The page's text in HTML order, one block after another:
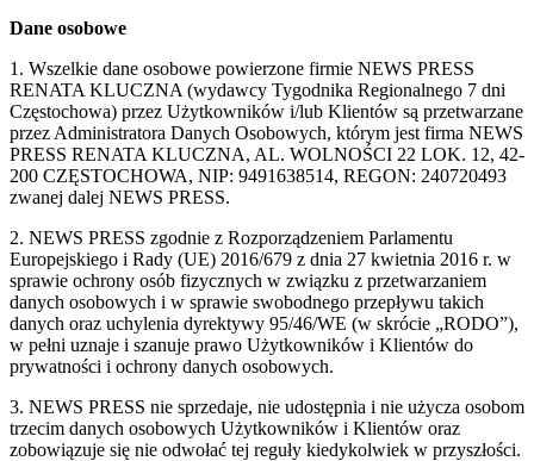
Dane osobowe
1. Wszelkie dane osobowe powierzone firmie NEWS PRESS
RENATA KLUCZNA (wydawcy Tygodnika Regionalnego 7 dni
Częstochowa) przez Użytkowników i/lub Klientów są przetwarzane
przez Administratora Danych Osobowych, którym jest firma NEWS
PRESS RENATA KLUCZNA, AL. WOLNOŚCI 22 LOK. 12, 42-
200 CZĘSTOCHOWA, NIP: 9491638514, REGON: 240720493
zwanej dalej NEWS PRESS.
2. NEWS PRESS zgodnie z Rozporządzeniem Parlamentu
Europejskiego i Rady (UE) 2016/679 z dnia 27 kwietnia 2016 r. w
sprawie ochrony osób fizycznych w związku z przetwarzaniem
danych osobowych i w sprawie swobodnego przepływu takich
danych oraz uchylenia dyrektywy 95/46/WE (w skrócie „RODO”),
w pełni uznaje i szanuje prawo Użytkowników i Klientów do
prywatności i ochrony danych osobowych.
3. NEWS PRESS nie sprzedaje, nie udostępnia i nie użycza osobom
trzecim danych osobowych Użytkowników i Klientów oraz
zobowiązuje się nie odwołać tej reguły kiedykolwiek w przyszłości.